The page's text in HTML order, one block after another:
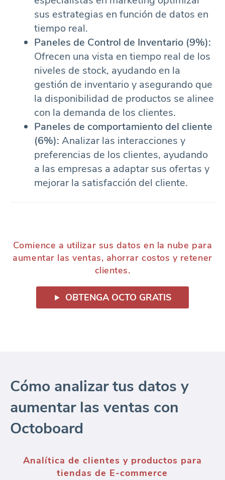
sus estrategias en función de datos en
tiempo real.
Paneles de Control de Inventario (9%):
Ofrecen una vista en tiempo real de los
niveles de stock, ayudando en la
gestión de inventario y asegurando que
la disponibilidad de productos se alinee
con la demanda de los clientes.
Paneles de comportamiento del cliente
(6%): Analizar las interacciones y
preferencias de los clientes, ayudando
a las empresas a adaptar sus ofertas y
mejorar la satisfacción del cliente.
Comience a utilizar sus datos en la nube para
aumentar las ventas, ahorrar costos y retener
clientes.
OBTENGA OCTO GRATIS
Cómo analizar tus datos y
aumentar las ventas con
Octoboard
Analítica de clientes y productos para
tiendas de E-commerce